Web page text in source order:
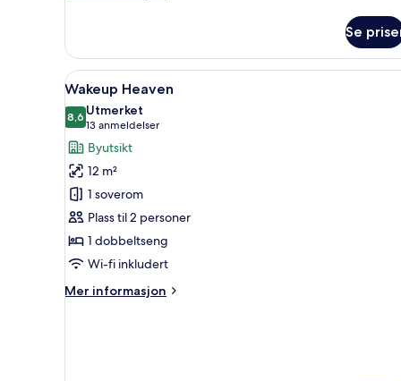
Large
Triple
Se
Åpne
alle
bildene
av
Wakeup
Heaven
Allergitestet sengetøy,
14
Wakeup Heaven
8,68,6 av 10
Utmerket
13 anmeldelser
(13
anmeldelser)
Byutsikt
12 m²
1 soverom
Plass til 2 personer
1 dobbeltseng
Wi-fi inkludert
Mer informasjon
Mer